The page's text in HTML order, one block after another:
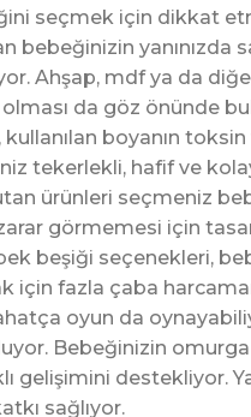
seçmek için dikkat
bebeğinizin
Ahşap, mdf ya da
da göz önünde
boyanın
tekerlekli, hafif ve
ürünleri seçmeniz
görmemesi için
beşiği seçenekleri,
fazla çaba
oyun da
Bebeğinizin
gelişimini destekliyor.
sağlıyor.